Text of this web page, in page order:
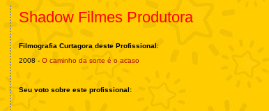
Shadow Filmes Produtora
Filmografia Curtagora deste Profissional:
2008 - O caminho da sorte é o acaso
Seu voto sobre este profissional: